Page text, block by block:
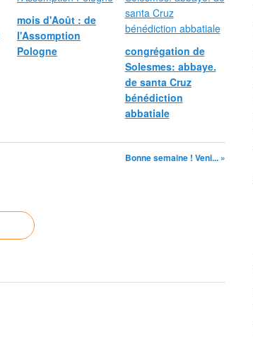
mois d'Août : de
l'Assomption
Pologne
congrégation de
Solesmes: abbaye.
de santa Cruz
bénédiction
abbatiale
Bonne semaine ! Veni... »